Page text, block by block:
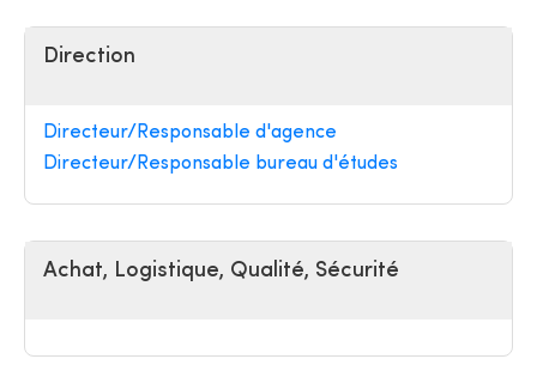
Direction
Directeur/Responsable d'agence
Directeur/Responsable bureau d'études
Achat, Logistique, Qualité, Sécurité